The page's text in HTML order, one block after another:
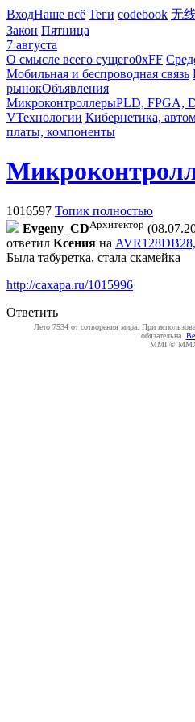
ВходНаше всё Теги codebook 无
Закон Пятница
7 августа
О смысле всего сущего0xFF
Мобильная и беспроводная связь
рынокОбъявления
МикроконтроллерыPLD, FPGA,
VТехнологии Кибернетика,
платы, компоненты
1016597 Топик полностью
Evgeny_CDАрхитектор
ответил Kceния на
Была табуретка, стала скамейка
http://caxapa.ru/1015996
Ответить
Лето 7534 от сотворения мира. При
обязательна.
MMI ©